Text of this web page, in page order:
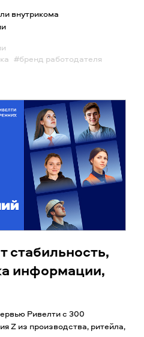
внутрикома
#бренд работодателя
стабильность,
информации,
Ривелти с 300
Z из производства, ритейла,